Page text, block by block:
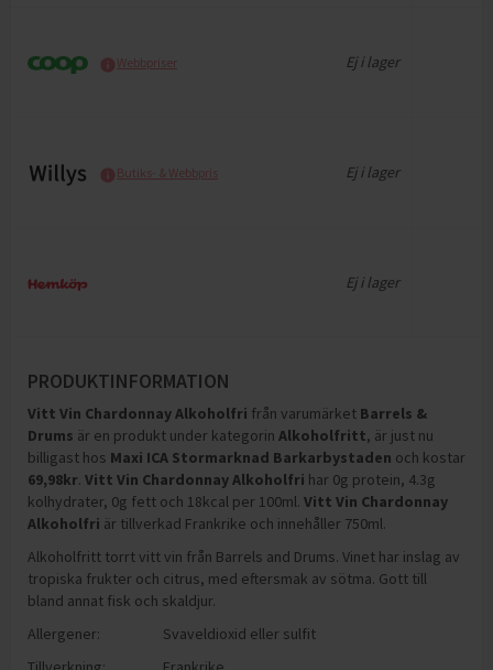
Webbpriser Ej i lager
Butiks- & Webbpris Ej i lager
Ej i lager
PRODUKTINFORMATION
Vitt Vin Chardonnay Alkoholfri från varumärket Barrels &
Drums är en produkt under kategorin Alkoholfritt, är just nu
billigast hos Maxi ICA Stormarknad Barkarbystaden och kostar
69,98kr. Vitt Vin Chardonnay Alkoholfri har 0g protein, 4.3g
kolhydrater, 0g fett och 18kcal per 100ml. Vitt Vin Chardonnay
Alkoholfri är tillverkad Frankrike och innehåller 750ml.
Alkoholfritt torrt vitt vin från Barrels and Drums. Vinet har inslag av
tropiska frukter och citrus, med eftersmak av sötma. Gott till
bland annat fisk och skaldjur.
Allergener:
Svaveldioxid eller sulfit